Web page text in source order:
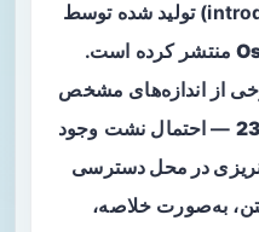
معرفی‌کننده (introducer sheath) تولید شده توسط
منتشر کرده است.
از اندازه‌های مشخص
— احتمال نشت وجود
در محل دسترسی
به‌صورت خلاصه،